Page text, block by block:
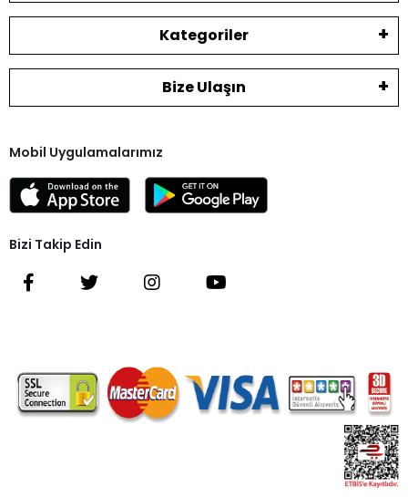
Kategoriler
Bize Ulaşın
Mobil Uygulamalarımız
Bizi Takip Edin